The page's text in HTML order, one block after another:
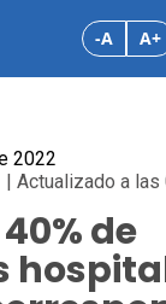
-A A+
2022
Actualizado a las
de